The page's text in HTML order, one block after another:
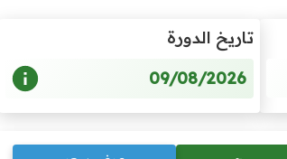
تاريخ الدورة
09/08/2026